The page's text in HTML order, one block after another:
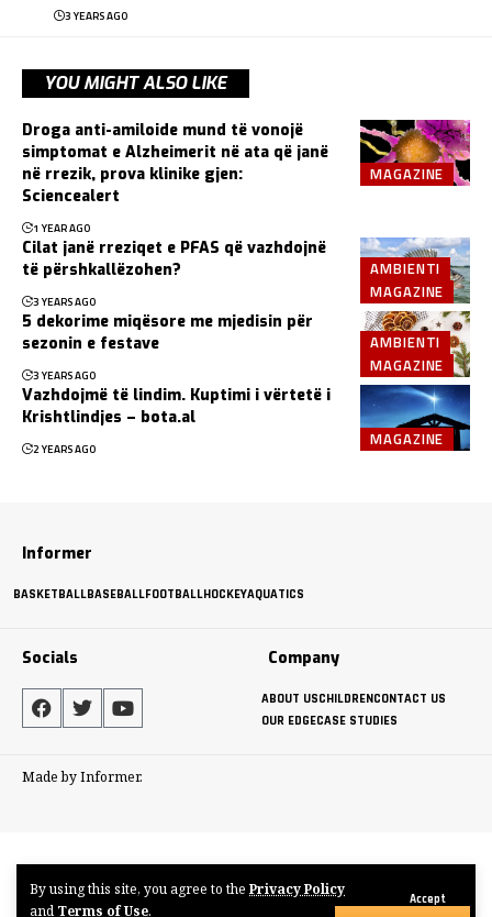
By using this site, you agree to the Privacy Policy
and Terms of Use.
Accept
3 YEARS AGO
YOU MIGHT ALSO LIKE
MAGAZINE
Droga anti-amiloide mund të vonojë
simptomat e Alzheimerit në ata që janë
në rrezik, prova klinike gjen:
Sciencealert
1 YEAR AGO
AMBIENTI
MAGAZINE
Cilat janë rreziqet e PFAS që vazhdojnë
të përshkallëzohen?
3 YEARS AGO
AMBIENTI
MAGAZINE
5 dekorime miqësore me mjedisin për
sezonin e festave
3 YEARS AGO
MAGAZINE
Vazhdojmë të lindim. Kuptimi i vërtetë i
Krishtlindjes – bota.al
2 YEARS AGO
Informer
BASKETBALLBASEBALLFOOTBALLHOCKEYAQUATICS
Socials Company
ABOUT USCHILDRENCONTACT US
OUR EDGECASE STUDIES
Made by Informer.